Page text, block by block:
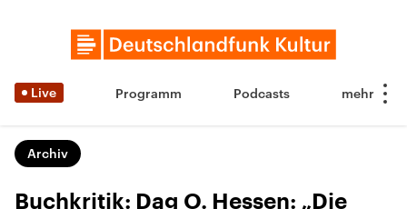
Live Programm Podcasts
Archiv
Buchkritik: Dag O. Hessen: „Die